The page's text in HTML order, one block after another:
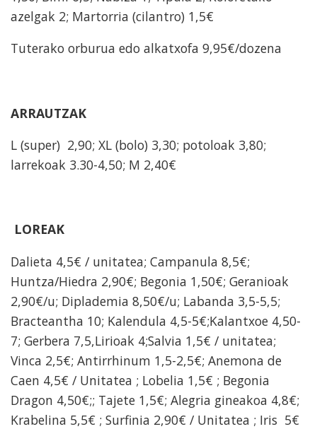
azelgak 2; Martorria (cilantro) 1,5€
Tuterako orburua edo alkatxofa 9,95€/dozena
ARRAUTZAK
L (super) 2,90; XL (bolo) 3,30; potoloak 3,80;
larrekoak 3.30-4,50; M 2,40€
LOREAK
Dalieta 4,5€ / unitatea; Campanula 8,5€;
Huntza/Hiedra 2,90€; Begonia 1,50€; Geranioak
2,90€/u; Diplademia 8,50€/u; Labanda 3,5-5,5;
Bracteantha 10; Kalendula 4,5-5€;Kalantxoe 4,50-
7; Gerbera 7,5,Lirioak 4;Salvia 1,5€ / unitatea;
Vinca 2,5€; Antirrhinum 1,5-2,5€; Anemona de
Caen 4,5€ / Unitatea ; Lobelia 1,5€ ; Begonia
Dragon 4,50€;; Tajete 1,5€; Alegria gineakoa 4,8€;
Krabelina 5,5€ ; Surfinia 2,90€ / Unitatea ; Iris 5€